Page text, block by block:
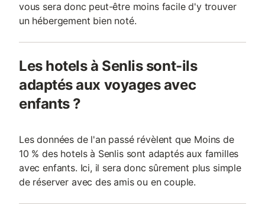
vous sera donc peut-être moins facile d'y trouver
un hébergement bien noté.
Les hotels à Senlis sont-ils
adaptés aux voyages avec
enfants ?
Les données de l'an passé révèlent que Moins de
10 % des hotels à Senlis sont adaptés aux familles
avec enfants. Ici, il sera donc sûrement plus simple
de réserver avec des amis ou en couple.